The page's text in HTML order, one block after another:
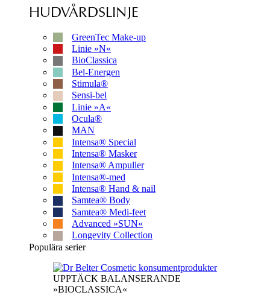
HUDVÅRDSLINJE
GreenTec Make-up
Linie »N«
BioClassica
Bel-Energen
Stimula®
Sensi-bel
Linie »A«
Ocula®
MAN
Intensa® Special
Intensa® Masker
Intensa® Ampuller
Intensa®-med
Intensa® Hand & nail
Samtea® Body
Samtea® Medi-feet
Advanced »SUN«
Longevity Collection
Populära serier
UPPTÄCK BALANSERANDE
»BIOCLASSICA«